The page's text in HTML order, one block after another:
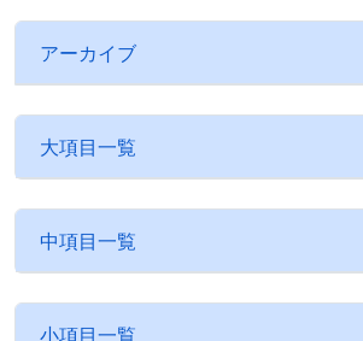
アーカイブ
大項目一覧
中項目一覧
小項目一覧